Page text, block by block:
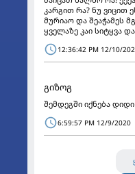
კარგით რა? ნუ ვიცით
მურიაო და შეაჭამეს
ყველაზე კაი სიტყვა
12:36:42 PM 12/10/
გიზოგ
შემდეგში იქნება
6:59:57 PM 12/9/2020